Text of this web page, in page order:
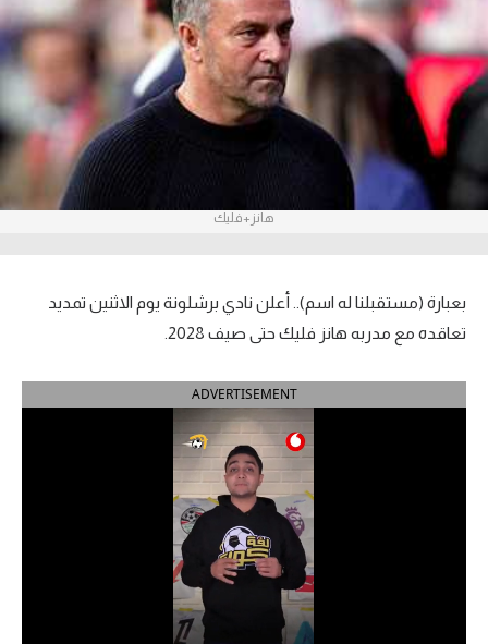
آراء حرة
ركن الألعاب
بطولات
أمريكا 2026
الدوري الإسباني
الدوري الإيطالي
الدوري السعودي للمحترفين
دوري أبطال إفريقيا
هانز+فليك
بعبارة (مستقبلنا له اسم).. أعلن نادي برشلونة يوم الاثنين تمديد
تعاقده مع مدربه هانز فليك حتى صيف 2028.
ADVERTISEMENT